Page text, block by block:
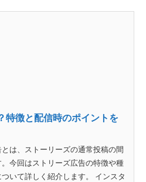
特徴と配信時のポイントを
は、ストーリーズの通常投稿の間
今回はストリーズ広告の特徴や種
いて詳しく紹介します。 インスタ